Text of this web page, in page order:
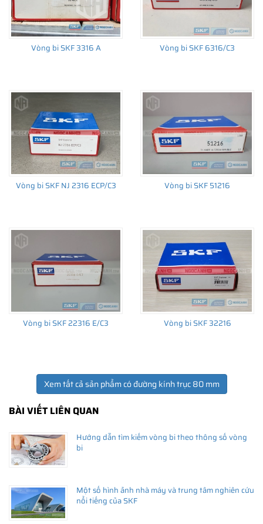
•
•Xuất xứ vòng bi SKF chính hãng ở đâu?
Chất lượng vòng bi SKF chính hãng
Vòng bi SKF 3316 A Vòng bi SKF 6316/C3
Vòng bi SKF NJ 2316 ECP/C3 Vòng bi SKF 51216
Vòng bi SKF 22316 E/C3 Vòng bi SKF 32216
Xem tất cả sản phẩm có đường kính trục 80 mm
BÀI VIẾT LIÊN QUAN
Hướng dẫn tìm kiếm vòng bi theo thông số vòng
bi
Một số hình ảnh nhà máy và trung tâm nghiên cứu
nổi tiếng của SKF